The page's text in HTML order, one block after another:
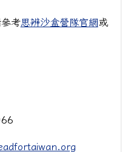
考思辨沙盒營隊官網或